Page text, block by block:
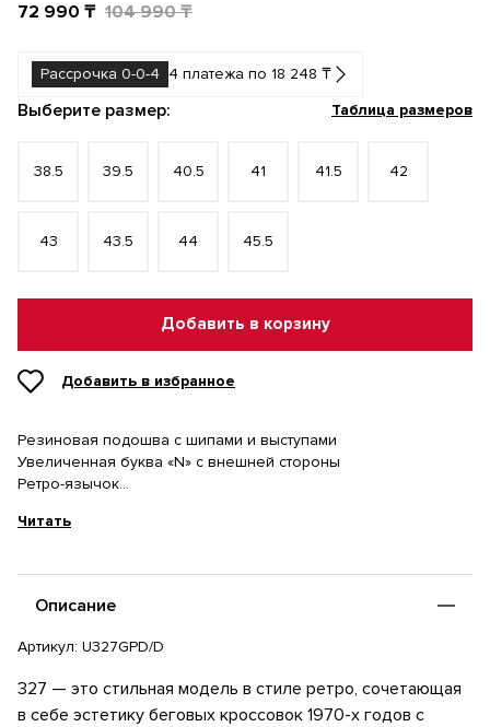
72 990 ₸ 104 990 ₸
Рассрочка 0-0-4 4 платежа по 18 248 ₸
Выберите размер: Таблица размеров
38.5 39.5 40.5 41 41.5 42
43 43.5 44 45.5
Добавить в корзину
Добавить в избранное
Резиновая подошва с шипами и выступами
Увеличенная буква «N» с внешней стороны
Ретро-язычок
Состав: Натуральная кожа, Полиэстер, Полиуретан
Читать
Описание
Артикул: U327GPD/D
327 — это стильная модель в стиле ретро, ​​сочетающая
в себе эстетику беговых кроссовок 1970-х годов с